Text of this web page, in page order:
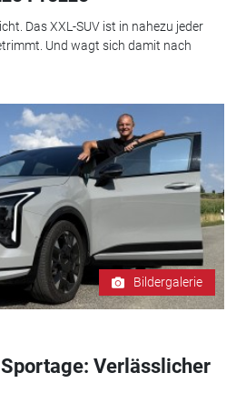
Das XXL-SUV ist in nahezu jeder
Und wagt sich damit nach
Bildergalerie
Verlässlicher